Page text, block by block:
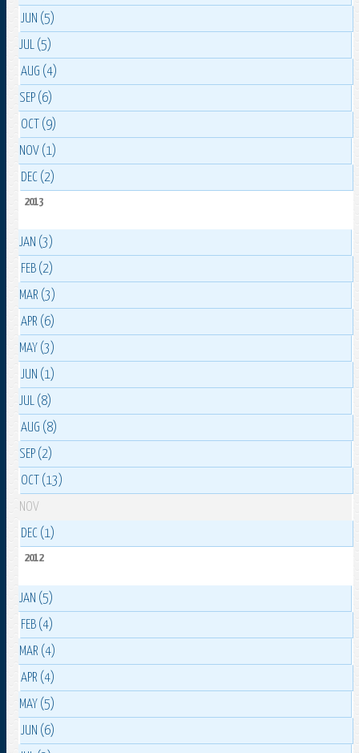
JUN (5)
JUL (5)
AUG (4)
SEP (6)
OCT (9)
NOV (1)
DEC (2)
2013
JAN (3)
FEB (2)
MAR (3)
APR (6)
MAY (3)
JUN (1)
JUL (8)
AUG (8)
SEP (2)
OCT (13)
NOV
DEC (1)
2012
JAN (5)
FEB (4)
MAR (4)
APR (4)
MAY (5)
JUN (6)